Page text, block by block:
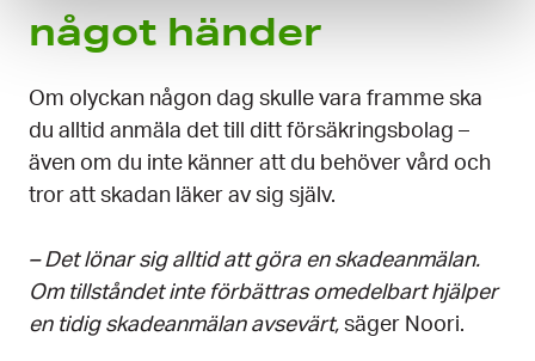
något händer
Om olyckan någon dag skulle vara framme ska
du alltid anmäla det till ditt försäkringsbolag –
även om du inte känner att du behöver vård och
tror att skadan läker av sig själv.
– Det lönar sig alltid att göra en skadeanmälan.
Om tillståndet inte förbättras omedelbart hjälper
en tidig skadeanmälan avsevärt, säger Noori.